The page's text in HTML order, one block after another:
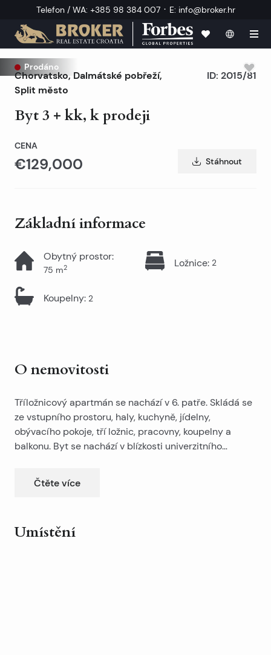
Telefon / WA: +385 98 384 007 · E: info@broker.hr
Prodáno
Chorvatsko, Dalmátské pobřeží,
Split město
Byt 3 + kk, k prodeji
ID: 2015/81
CENA
€129,000 Stáhnout
Základní informace
Obytný prostor:
75 m2 Ložnice: 2
Koupelny: 2
O nemovitosti
Tříložnicový apartmán se nachází v 6. patře. Skládá se
ze vstupního prostoru, haly, kuchyně, jídelny,
obývacího pokoje, tří ložnic, pracovny, koupelny a
balkonu. Byt se nachází v blízkosti univerzitního
pro život.
Čtěte více
Umístění